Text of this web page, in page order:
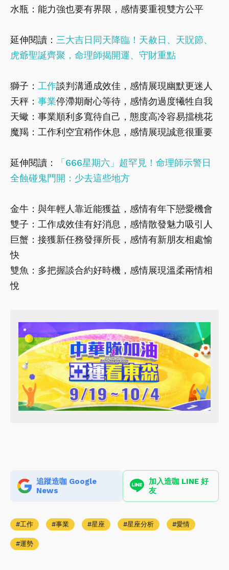
水瓶：能力強也要有界限，感情要重視雙方公平
延伸閱讀： 三大吉日同天降臨！天赦日、天貺節、
虎爺聖誕齊聚，命理師揭開運、守財重點
獅子： 工作談判溝通成效佳，感情展現幽默更迷人
天秤： 事業停滯期耐心等待，感情勿過度犧牲自我
天蠍：事業順利多寬待自己，態度高冷容易擋桃花
魔羯：工作利空宜稍作休息，感情展現誠意很重要
延伸閱讀：
「666星期六」超罕見！命理師示警日
全蝕碰鬼門開：少去這些地方
金牛：與年輕人靠近能獲益，感情有年下戀愛機會
雙子：工作成效佳有好消息，感情散發魅力吸引人
巨蟹：接獲新任務發揮所長，感情有新朋友相處愉
快
雙魚：多把握談合約好時機，感情展現溫柔兩情相
悅
追蹤造咖 Google
News
加入造咖 LINE 好
友
工作 事業 星座 星座分析 愛情
運勢